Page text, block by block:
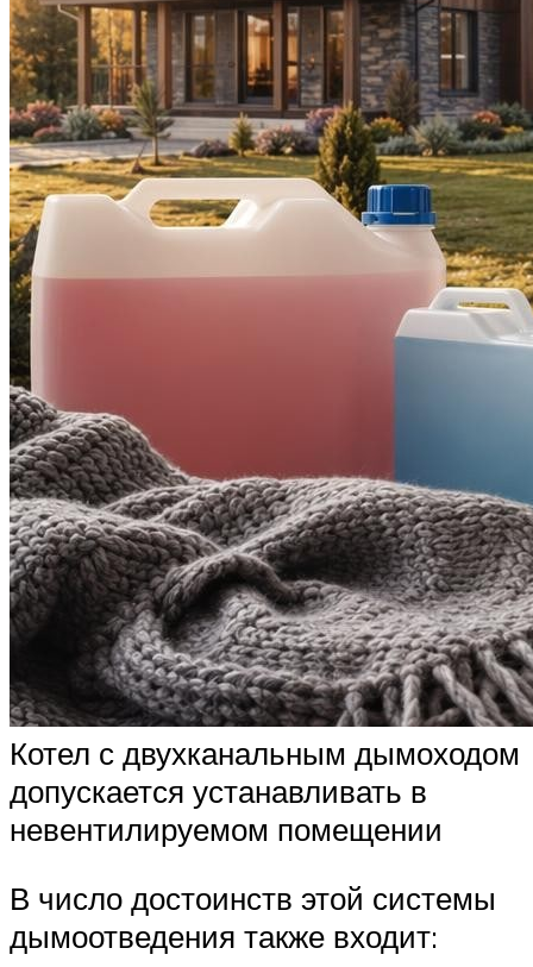
Котел с двухканальным дымоходом
допускается устанавливать в
невентилируемом помещении
В число достоинств этой системы
дымоотведения также входит: